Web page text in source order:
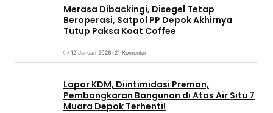
Merasa Dibackingi, Disegel Tetap
Beroperasi, Satpol PP Depok Akhirnya
Tutup Paksa Koat Coffee
12 Januari 2026•21 Komentar
Lapor KDM, Diintimidasi Preman,
Pembongkaran Bangunan di Atas Air Situ 7
Muara Depok Terhenti!